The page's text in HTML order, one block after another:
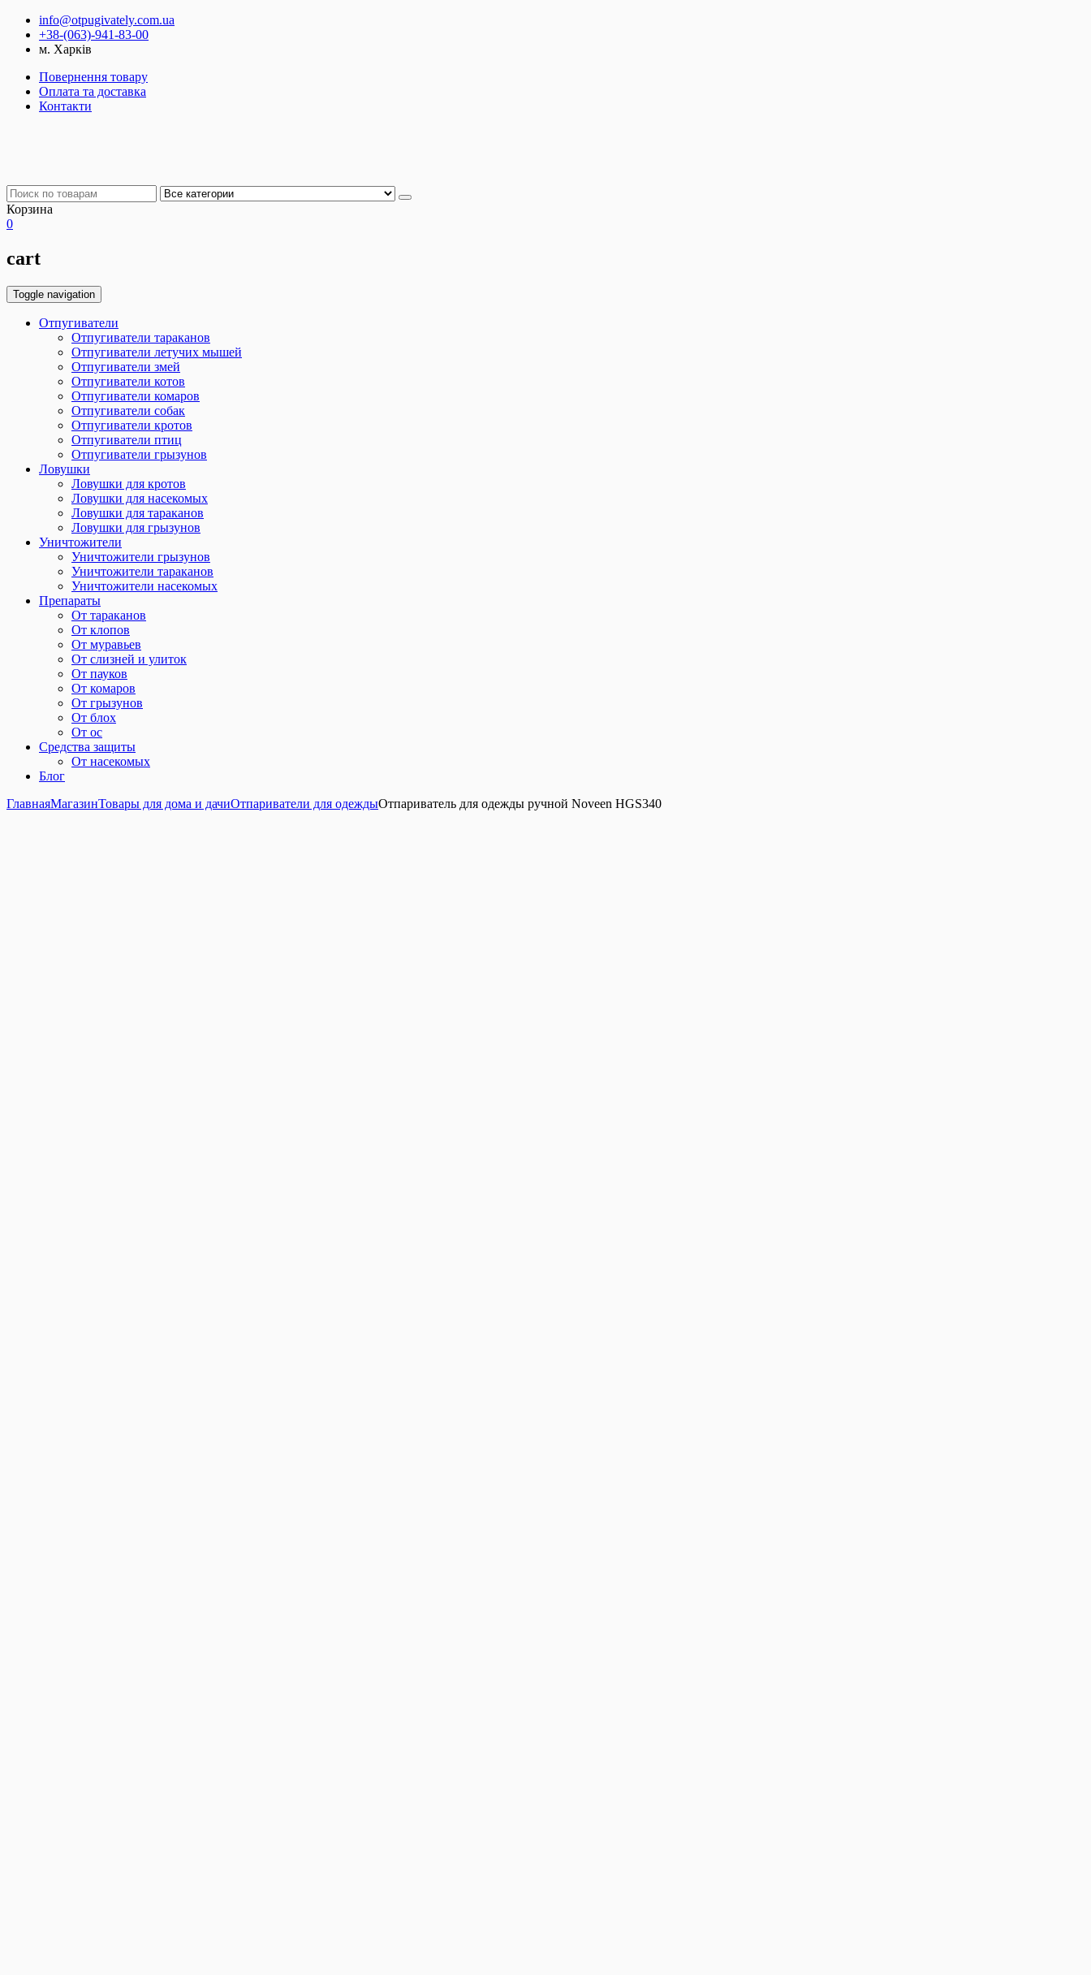
info@otpugivately.com.ua
+38-(063)-941-83-00
м. Харків
Повернення товару
Оплата та доставка
Контакти
Корзина
0
cart
Toggle navigation
Отпугиватели
Отпугиватели тараканов
Отпугиватели летучих мышей
Отпугиватели змей
Отпугиватели котов
Отпугиватели комаров
Отпугиватели собак
Отпугиватели кротов
Отпугиватели птиц
Отпугиватели грызунов
Ловушки
Ловушки для кротов
Ловушки для насекомых
Ловушки для тараканов
Ловушки для грызунов
Уничтожители
Уничтожители грызунов
Уничтожители тараканов
Уничтожители насекомых
Препараты
От тараканов
От клопов
От муравьев
От слизней и улиток
От пауков
От комаров
От грызунов
От блох
От ос
Средства защиты
От насекомых
Блог
ГлавнаяМагазинТовары для дома и дачиОтпариватели для одеждыОтпариватель для одежды ручной Noveen HGS340